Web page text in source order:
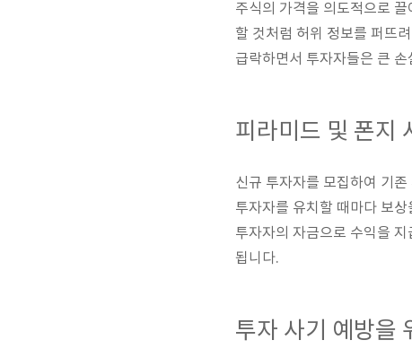
주식의 가격을 의도적으로
할 것처럼 허위 정보를 퍼뜨
급락하면서 투자자들은 큰
피라미드 및 폰지
신규 투자자를 모집하여 기
투자자를 유치할 때마다 보
투자자의 자금으로 수익을
됩니다.
투자 사기 예방을